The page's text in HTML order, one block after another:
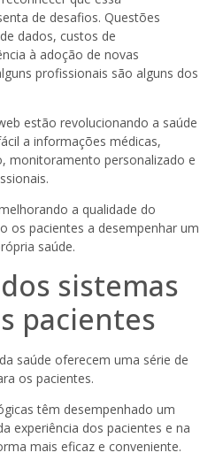
de desafios. Questões
dados, custos de
à adoção de novas
profissionais são alguns dos
estão revolucionando a saúde
a informações médicas,
monitoramento personalizado e
a qualidade do
os pacientes a desempenhar um
saúde.
sistemas
pacientes
saúde oferecem uma série de
os pacientes.
têm desempenhado um
experiência dos pacientes e na
mais eficaz e conveniente.